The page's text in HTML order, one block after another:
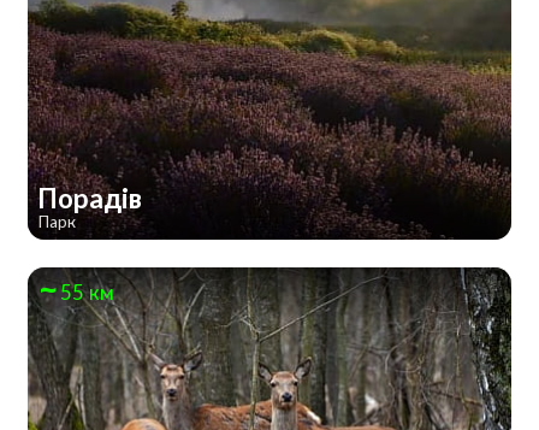
Порадів
Парк
55 км